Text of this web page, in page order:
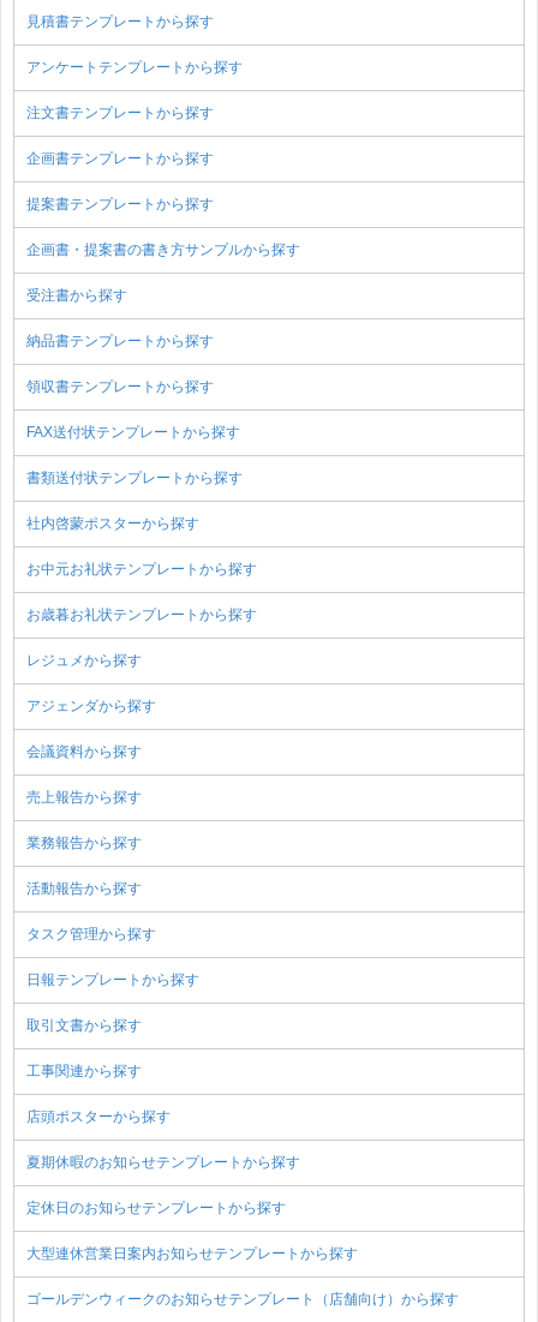
見積書テンプレートから探す
アンケートテンプレートから探す
注文書テンプレートから探す
企画書テンプレートから探す
提案書テンプレートから探す
企画書・提案書の書き方サンプルから探す
受注書から探す
納品書テンプレートから探す
領収書テンプレートから探す
FAX送付状テンプレートから探す
書類送付状テンプレートから探す
社内啓蒙ポスターから探す
お中元お礼状テンプレートから探す
お歳暮お礼状テンプレートから探す
レジュメから探す
アジェンダから探す
会議資料から探す
売上報告から探す
業務報告から探す
活動報告から探す
タスク管理から探す
日報テンプレートから探す
取引文書から探す
工事関連から探す
店頭ポスターから探す
夏期休暇のお知らせテンプレートから探す
定休日のお知らせテンプレートから探す
大型連休営業日案内お知らせテンプレートから探す
ゴールデンウィークのお知らせテンプレート（店舗向け）から探す